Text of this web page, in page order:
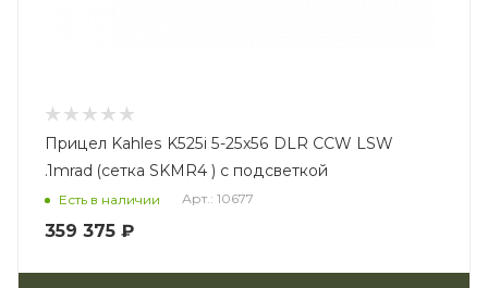
Прицел Kahles K525i 5-25x56 DLR CCW LSW
.1mrad (сетка SKMR4 ) с подсветкой
Есть в наличии Арт.: 10677
359 375 ₽